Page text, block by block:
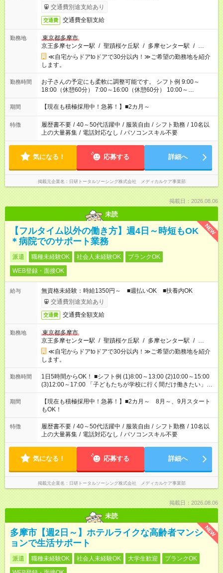
交通費別途支給あり
交通費 交通費全額支給
勤務地
東京都多摩市
京王多摩センター駅 / 聖蹟桜ケ丘駅 / 多摩センター駅 / …
≪自宅からドアtoドアで30分以内！≫ご希望の勤務地を紹介
します。
勤務時間
お子さんの予定にも柔軟に調整可能です。 シフト例 9:00～
18:00（休憩60分） 7:00～16:00（休憩60分） 10:00～
19:00（休憩60分） ※Wワーク希望の方へ 今ご覧のお仕事で希
望する勤務時間と、もう1つのお仕事の勤務時間の合計が 週40
期間 【現在も積極採用中！急募！】■2カ月～
特徴 履歴書不要 / 40～50代活躍中 / 服装自由 / シフト勤務 / 10名以
上の大量募集 / 電話対応なし / パソコンスキル不要
気になる！ 応募する 詳細へ
掲載元企業名 日研トータルソーシング株式会社 メディカルケア事業部
掲載日：2026.08.06
未読
NEW
【フルタイム以外の働き方】週4日～時短もOK
＊病院でのサポート業務
派遣 職種未経験OK 社会人未経験OK
ブランクOK
WEB登録・面接OK
給与
無資格未経験：時給1350円～ ■週払いOK ■扶養内OK
交通費別途支給あり
交通費 交通費全額支給
勤務地
東京都多摩市
京王多摩センター駅 / 聖蹟桜ケ丘駅 / 多摩センター駅 / …
≪自宅からドアtoドアで30分以内！≫ご希望の勤務地を紹介
します。
勤務時間
1日5時間からOK！ ■シフト例 (1)8:00～13:00 (2)10:00～15:00
(3)12:00～17:00 「子どもたちが学校に行く間だけ働きたい」
「余裕を持って夕飯の準備がしたい」 「午前中は働いて、午後
はプライベートの時間にしたい」 など、ご希望を教えてくださ
いね。 ※Wワーク希望の方へ 今ご覧のお仕事で希望する勤務時
間と、もう1つのお仕事の勤務時間。 合計で週40時間を超える
場合は応募できません。
期間
【現在も積極採用中！急募！】■2カ月～ 8月～、9月スタート
もOK！
特徴 履歴書不要 / 40～50代活躍中 / 服装自由 / シフト勤務 / 10名以
上の大量募集 / 電話対応なし / パソコンスキル不要
気になる！ 応募する 詳細へ
掲載元企業名 日研トータルソーシング株式会社 メディカルケア事業部
掲載日：2026.08.06
未読
NEW
多摩市【週2日～】ホテルライクな高齢者マンシ
ョンで生活サポート
派遣 職種未経験OK 社会人未経験OK 大学生歓迎
ブランクOK